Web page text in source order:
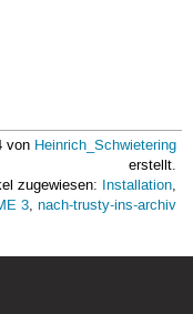
von Heinrich_Schwietering
erstellt.
zugewiesen: Installation,
3,nach-trusty-ins-archiv